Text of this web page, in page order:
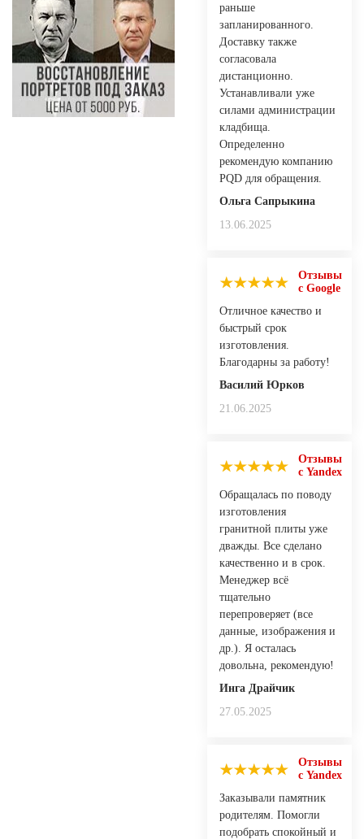
раньше
запланированного.
Доставку также
согласовала
дистанционно.
Устанавливали уже
силами администрации
кладбища.
Определенно
рекомендую компанию
PQD для обращения.
Ольга Сапрыкина
13.06.2025
Отзывы
с Google
Отличное качество и
быстрый срок
изготовления.
Благодарны за работу!
Василий Юрков
21.06.2025
Отзывы
с Yandex
Обращалась по поводу
изготовления
гранитной плиты уже
дважды. Все сделано
качественно и в срок.
Менеджер всё
тщательно
перепроверяет (все
данные, изображения и
др.). Я осталась
довольна, рекомендую!
Инга Драйчик
27.05.2025
Отзывы
с Yandex
Заказывали памятник
родителям. Помогли
подобрать спокойный и